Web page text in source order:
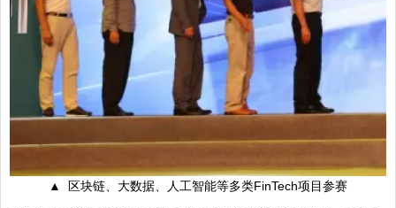
▲ 区块链、大数据、人工智能等多类FinTech项目参赛